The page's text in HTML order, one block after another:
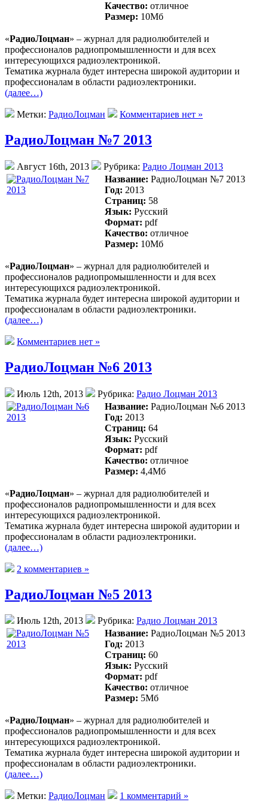
Качество: отличное
Размер: 10Mб
«РадиоЛоцман» – журнал для радиолюбителей и
профессионалов радиопромышленности и для всех
интересующихся радиоэлектроникой.
Тематика журнала будет интересна широкой аудитории и
профессионалам в области радиоэлектроники.
(далее…)
Метки: РадиоЛоцман Комментариев нет »
РадиоЛоцман №7 2013
Август 16th, 2013 Рубрика: Радио Лоцман 2013
Название: РадиоЛоцман №7 2013
Год: 2013
Страниц: 58
Язык: Русский
Формат: pdf
Качество: отличное
Размер: 10Mб
«РадиоЛоцман» – журнал для радиолюбителей и
профессионалов радиопромышленности и для всех
интересующихся радиоэлектроникой.
Тематика журнала будет интересна широкой аудитории и
профессионалам в области радиоэлектроники.
(далее…)
Комментариев нет »
РадиоЛоцман №6 2013
Июль 12th, 2013 Рубрика: Радио Лоцман 2013
Название: РадиоЛоцман №6 2013
Год: 2013
Страниц: 64
Язык: Русский
Формат: pdf
Качество: отличное
Размер: 4,4Mб
«РадиоЛоцман» – журнал для радиолюбителей и
профессионалов радиопромышленности и для всех
интересующихся радиоэлектроникой.
Тематика журнала будет интересна широкой аудитории и
профессионалам в области радиоэлектроники.
(далее…)
2 комментариев »
РадиоЛоцман №5 2013
Июль 12th, 2013 Рубрика: Радио Лоцман 2013
Название: РадиоЛоцман №5 2013
Год: 2013
Страниц: 60
Язык: Русский
Формат: pdf
Качество: отличное
Размер: 5Mб
«РадиоЛоцман» – журнал для радиолюбителей и
профессионалов радиопромышленности и для всех
интересующихся радиоэлектроникой.
Тематика журнала будет интересна широкой аудитории и
профессионалам в области радиоэлектроники.
(далее…)
Метки: РадиоЛоцман 1 комментарий »